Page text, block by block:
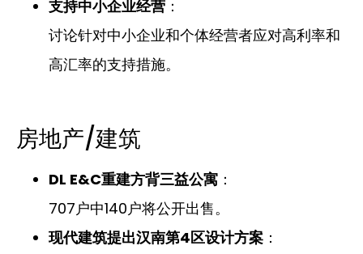
支持中小企业经营 ：
讨论针对中小企业和个体经营者应对高利率和
高汇率的支持措施。
房地产/建筑
DL E&C重建方背三益公寓 ：
707户中140户将公开出售。
现代建筑提出汉南第4区设计方案 ：